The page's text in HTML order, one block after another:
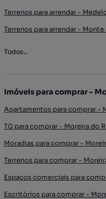
Terrenos para arrendar -
Terrenos para arrendar -
Todos...
Imóveis para comprar -
Apartamentos para comprar -
T0 para comprar - Moreira do
Moradias para comprar -
Terrenos para comprar -
Espaços comerciais para
Escritórios para comprar -